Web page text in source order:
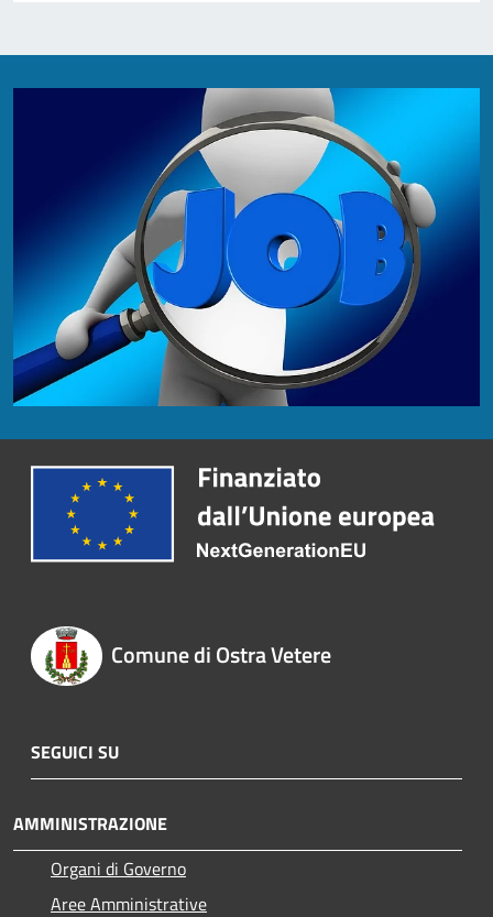
Comune di Ostra Vetere
SEGUICI SU
AMMINISTRAZIONE
Organi di Governo
Aree Amministrative